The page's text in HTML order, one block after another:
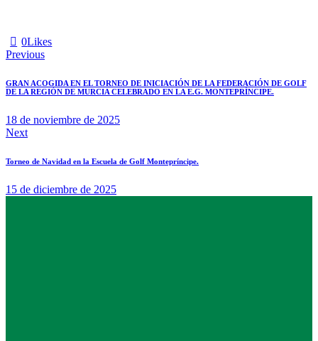
0Likes
Previous
GRAN ACOGIDA EN EL TORNEO DE INICIACIÓN DE LA FEDERACIÓN DE GOLF
DE LA REGIÓN DE MURCIA CELEBRADO EN LA E.G. MONTEPRÍNCIPE.
18 de noviembre de 2025
Next
Torneo de Navidad en la Escuela de Golf Montepríncipe.
15 de diciembre de 2025